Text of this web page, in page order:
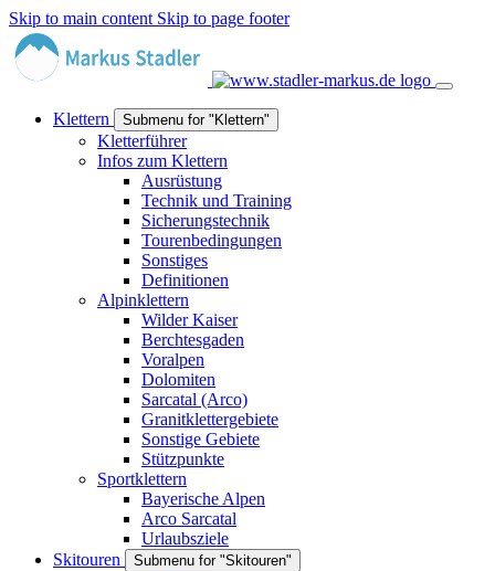
Skip to main content Skip to page footer
Klettern Submenu for "Klettern"
Kletterführer
Infos zum Klettern
Ausrüstung
Technik und Training
Sicherungstechnik
Tourenbedingungen
Sonstiges
Definitionen
Alpinklettern
Wilder Kaiser
Berchtesgaden
Voralpen
Dolomiten
Sarcatal (Arco)
Granitklettergebiete
Sonstige Gebiete
Stützpunkte
Sportklettern
Bayerische Alpen
Arco Sarcatal
Urlaubsziele
Skitouren
Submenu for "Skitouren"